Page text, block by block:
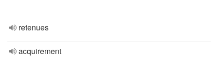
retenues
acquirement